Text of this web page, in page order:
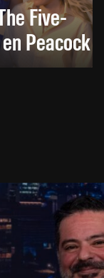
Five-
Peacock